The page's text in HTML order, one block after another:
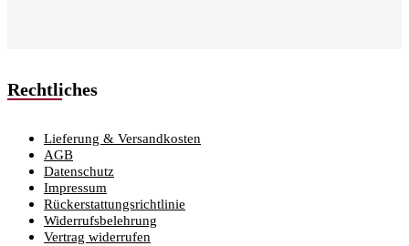
Rechtliches
Lieferung & Versandkosten
AGB
Datenschutz
Impressum
Rückerstattungsrichtlinie
Widerrufsbelehrung
Vertrag widerrufen